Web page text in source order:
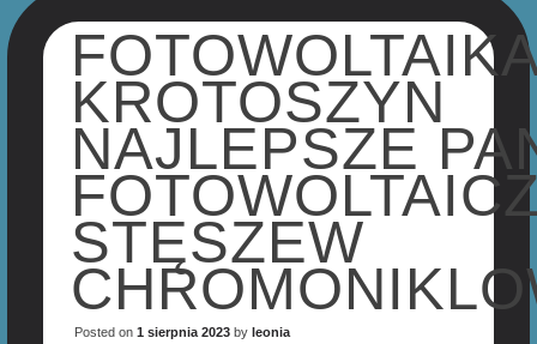
KROTOSZYN
NAJLEPSZE
STĘSZEW
Posted on 1 sierpnia 2023by leonia